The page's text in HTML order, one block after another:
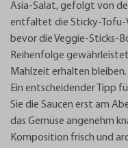
Asia-Salat, gefolgt von
entfaltet die Sticky-Tofu-
bevor die Veggie-Sticks-
Reihenfolge
Mahlzeit erhalten bleiben.
Ein entscheidender Tipp
Sie die Saucen erst am
das Gemüse angenehm
Komposition frisch und